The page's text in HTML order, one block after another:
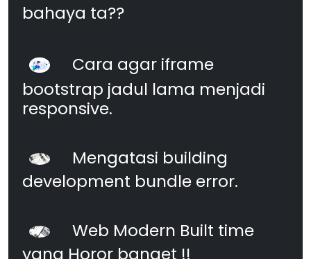
bahaya ta??
Cara agar iframe
bootstrap jadul lama menjadi
responsive.
Mengatasi building
development bundle error.
Web Modern Built time
yang Horor banget !!